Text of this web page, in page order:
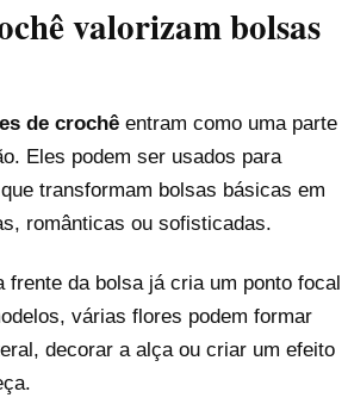
valorizam bolsas
de crochê entram como uma parte
Eles podem ser usados para
transformam bolsas básicas em
românticas ou sofisticadas.
frente da bolsa já cria um ponto focal
várias flores podem formar
decorar a alça ou criar um efeito